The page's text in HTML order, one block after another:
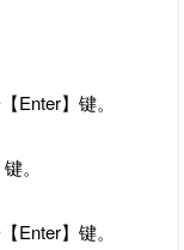
Enter】键。
。
Enter】键。